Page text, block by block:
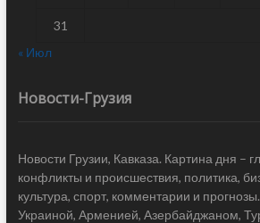
31
« Июл
Новости-Грузия
Новости Грузии, Кавказа. Картина дня –
конфликты и происшествия, политика,
культура, спорт, комментарии и
Украиной, Арменией, Азербайджаном,